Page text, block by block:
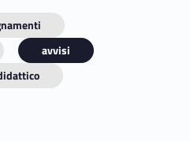
avvisi